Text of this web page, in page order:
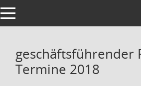
Toggle navigation
geschäftsführender
Termine 2018